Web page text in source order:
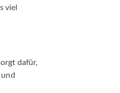
viel
dafür,